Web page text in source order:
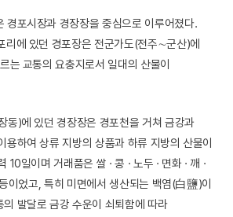
경포시장과 경장장을 중심으로 이루어졌다.
에 있던 경포장은 전군가도(전주∼군산)에
는 교통의 요충지로서 일대의 산물이
동)에 있던 경장장은 경포천을 거쳐 금강과
용하여 상류 지방의 상품과 하류 지방의 산물이
10일이며 거래품은 쌀 · 콩 · 노두 · 면화 · 깨 ·
이었고, 특히 미면에서 생산되는 백염(白鹽)이
발달로 금강 수운이 쇠퇴함에 따라